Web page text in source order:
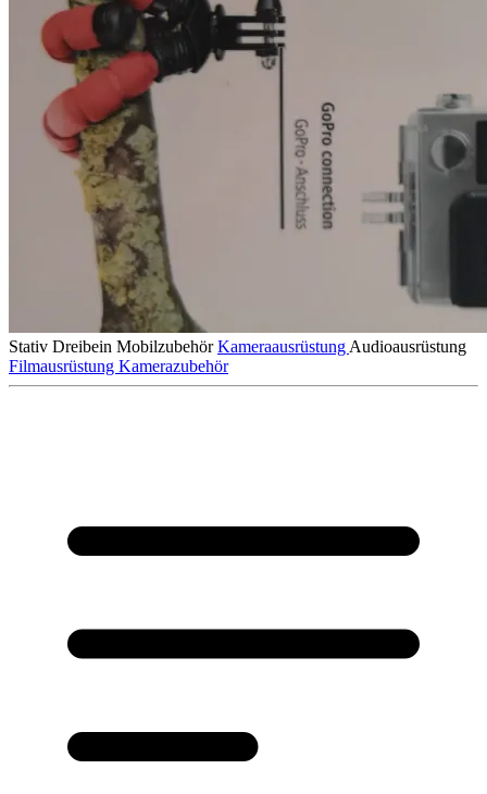
Stativ Dreibein Mobilzubehör Kameraausrüstung Audioausrüstung
Filmausrüstung Kamerazubehör